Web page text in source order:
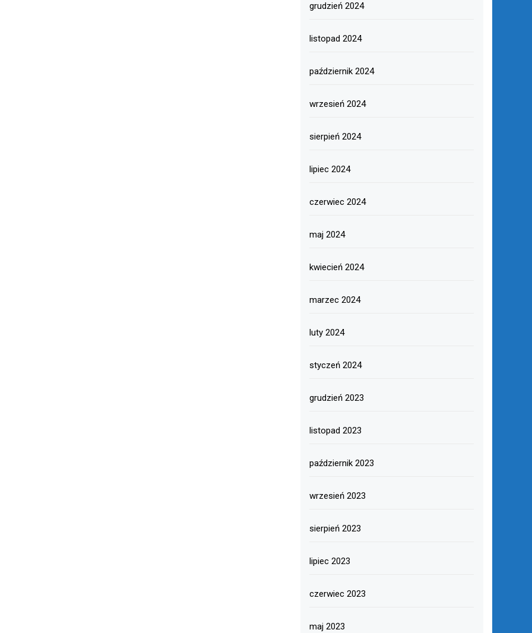
grudzień 2024
listopad 2024
październik 2024
wrzesień 2024
sierpień 2024
lipiec 2024
czerwiec 2024
maj 2024
kwiecień 2024
marzec 2024
luty 2024
styczeń 2024
grudzień 2023
listopad 2023
październik 2023
wrzesień 2023
sierpień 2023
lipiec 2023
czerwiec 2023
maj 2023